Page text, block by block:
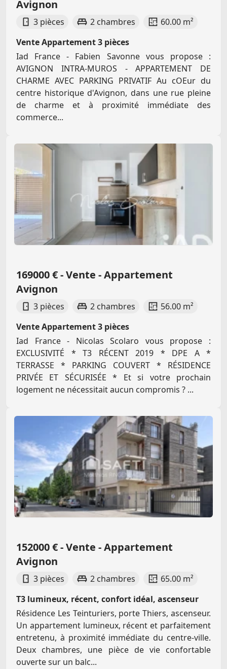
Avignon
3 pièces 2 chambres
60.00 m²
Vente Appartement 3 pièces
Iad France - Fabien Savonne vous propose :
AVIGNON INTRA-MUROS - APPARTEMENT DE
CHARME AVEC PARKING PRIVATIF Au cOEur du
centre historique d'Avignon, dans une rue pleine
de charme et à proximité immédiate des
commerce...
169000 € - Vente - Appartement
Avignon
3 pièces 2 chambres
56.00 m²
Vente Appartement 3 pièces
Iad France - Nicolas Scolaro vous propose :
EXCLUSIVITÉ * T3 RÉCENT 2019 * DPE A *
TERRASSE * PARKING COUVERT * RÉSIDENCE
PRIVÉE ET SÉCURISÉE * Et si votre prochain
logement ne nécessitait aucun compromis ? ...
152000 € - Vente - Appartement
Avignon
3 pièces 2 chambres
65.00 m²
T3 lumineux, récent, confort idéal, ascenseur
Résidence Les Teinturiers, porte Thiers, ascenseur.
Un appartement lumineux, récent et parfaitement
entretenu, à proximité immédiate du centre-ville.
Deux chambres, une pièce de vie confortable
ouverte sur un balc...